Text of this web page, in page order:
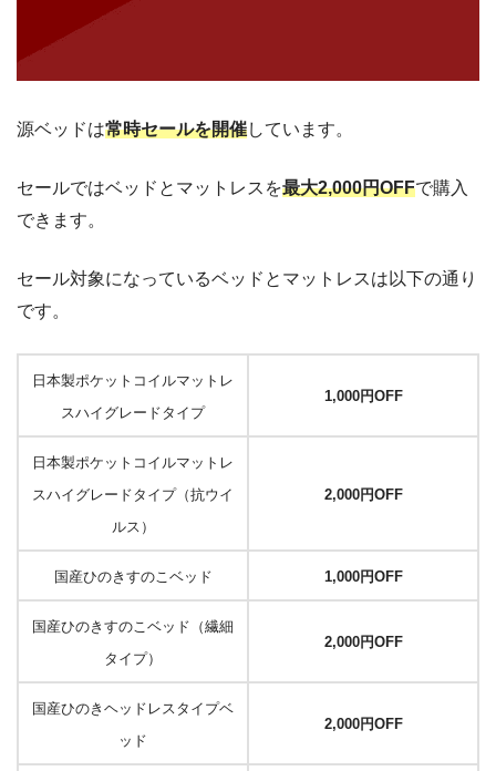
源ベッドは常時セールを開催しています。
セールではベッドとマットレスを最大2,000円OFFで購入
できます。
セール対象になっているベッドとマットレスは以下の通り
です。
日本製ポケットコイルマットレ
スハイグレードタイプ
1,000円OFF
日本製ポケットコイルマットレ
スハイグレードタイプ（抗ウイ
ルス）
2,000円OFF
国産ひのきすのこベッド 1,000円OFF
国産ひのきすのこベッド（繊細
タイプ）
2,000円OFF
国産ひのきヘッドレスタイプベ
ッド
2,000円OFF